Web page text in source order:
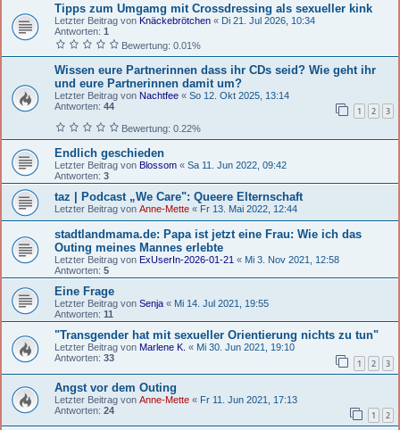
Tipps zum Umgamg mit Crossdressing als sexueller kink
Letzter Beitrag von Knäckebrötchen « Di 21. Jul 2026, 10:34
Antworten: 1
Bewertung: 0.01%
Wissen eure Partnerinnen dass ihr CDs seid? Wie geht ihr
und eure Partnerinnen damit um?
Letzter Beitrag von Nachtfee « So 12. Okt 2025, 13:14
Antworten: 44 1 2 3
Bewertung: 0.22%
Endlich geschieden
Letzter Beitrag von Blossom « Sa 11. Jun 2022, 09:42
Antworten: 3
taz | Podcast „We Care": Queere Elternschaft
Letzter Beitrag von Anne-Mette « Fr 13. Mai 2022, 12:44
stadtlandmama.de: Papa ist jetzt eine Frau: Wie ich das
Outing meines Mannes erlebte
Letzter Beitrag von ExUserIn-2026-01-21 « Mi 3. Nov 2021, 12:58
Antworten: 5
Eine Frage
Letzter Beitrag von Senja « Mi 14. Jul 2021, 19:55
Antworten: 11
"Transgender hat mit sexueller Orientierung nichts zu tun"
Letzter Beitrag von Marlene K. « Mi 30. Jun 2021, 19:10
Antworten: 33 1 2 3
Angst vor dem Outing
Letzter Beitrag von Anne-Mette « Fr 11. Jun 2021, 17:13
Antworten: 24 1 2